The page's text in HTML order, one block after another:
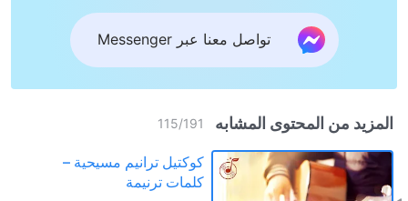
تواصل معنا عبر Messenger
المزيد من المحتوى المشابه 115/191
كوكتيل ترانيم مسيحية –
كلمات ترنيمة